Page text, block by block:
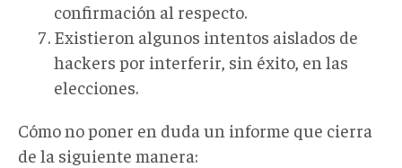
confirmación al respecto.
Existieron algunos intentos aislados de
hackers por interferir, sin éxito, en las
elecciones.
Cómo no poner en duda un informe que cierra
de la siguiente manera: